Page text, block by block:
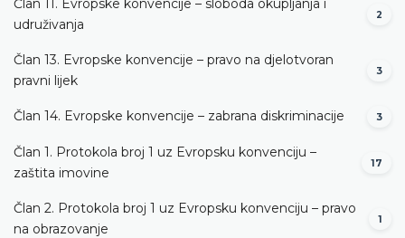
Član 11. Evropske konvencije – sloboda okupljanja i
udruživanja
2
Član 13. Evropske konvencije – pravo na djelotvoran
pravni lijek
3
Član 14. Evropske konvencije – zabrana diskriminacije 3
Član 1. Protokola broj 1 uz Evropsku konvenciju –
zaštita imovine
17
Član 2. Protokola broj 1 uz Evropsku konvenciju – pravo
na obrazovanje
1